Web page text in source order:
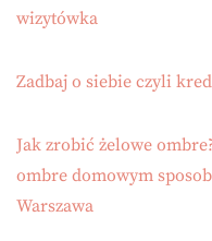
wizytówka
Zadbaj o siebie czyli
Jak zrobić żelowe
ombre domowym
Warszawa